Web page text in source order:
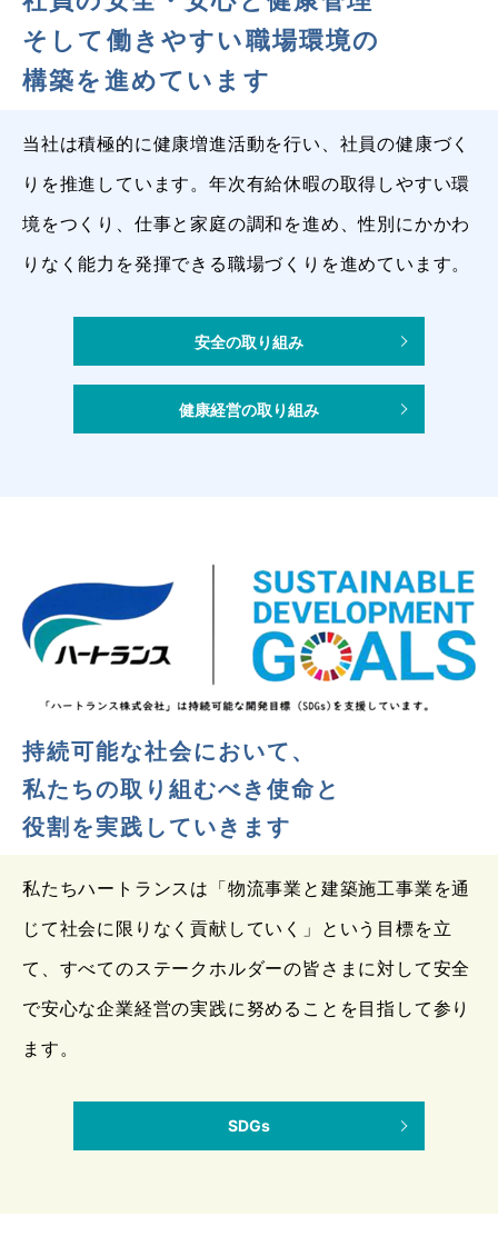
そして働きやすい職場環境の
構築を進めています
当社は積極的に健康増進活動を行い、社員の健康づく
りを推進しています。 年次有給休暇の取得しやすい環
境をつくり、仕事と家庭の調和を進め、性別にかかわ
りなく能力を発揮できる職場づくりを進めています。
安全の取り組み
健康経営の取り組み
持続可能な社会において、
私たちの取り組むべき使命と
役割を実践していきます
私たちハートランスは「物流事業と建築施工事業を通
じて社会に限りなく貢献していく」という目標を立
て、すべてのステークホルダーの皆さまに対して安全
で安心な企業経営の実践に努めることを目指して参り
ます。
SDGs